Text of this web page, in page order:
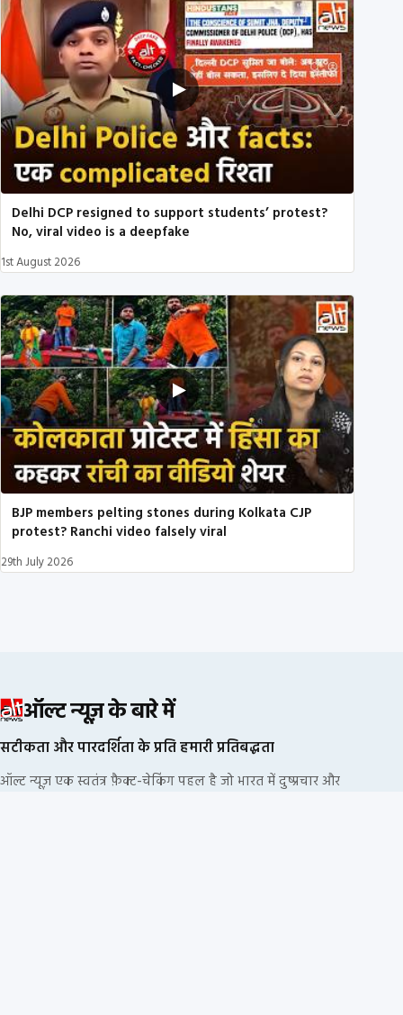
Delhi DCP resigned to support students’ protest?
No, viral video is a deepfake
1st August 2026
BJP members pelting stones during Kolkata CJP
protest? Ranchi video falsely viral
29th July 2026
ऑल्ट न्यूज़ के बारे में
सटीकता और पारदर्शिता के प्रति हमारी प्रतिबद्धता
ऑल्ट न्यूज़ एक स्वतंत्र फ़ैक्ट-चेकिंग पहल है जो भारत में दुष्प्रचार और